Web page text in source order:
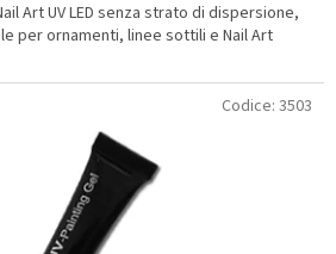
Art UV LED senza strato di dispersione,
per ornamenti, linee sottili e Nail Art
Codice: 3503